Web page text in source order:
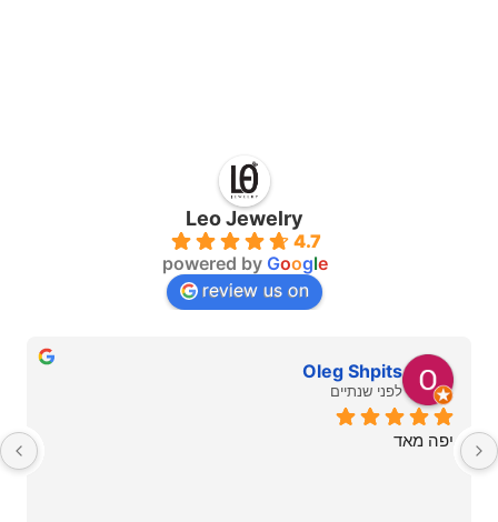
Leo Jewelry
4.7
powered by Google
review us on
Oleg Shpits
לפני שנתיים
יפה מאד